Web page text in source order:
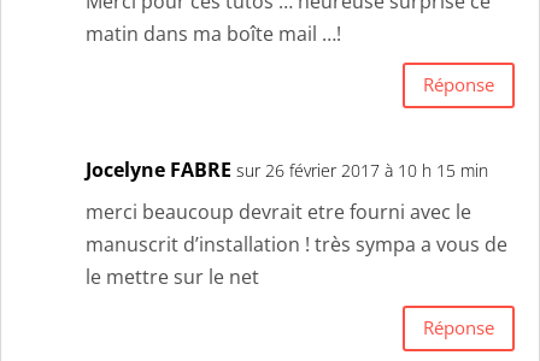
matin dans ma boîte mail …!
Réponse
Jocelyne FABRE sur 26 février 2017 à 10 h 15 min
merci beaucoup devrait etre fourni avec le
manuscrit d’installation ! très sympa a vous de
le mettre sur le net
Réponse